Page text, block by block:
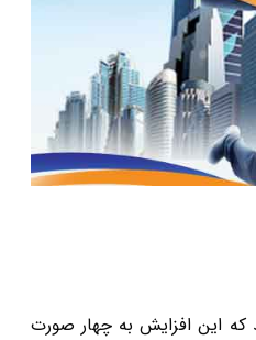
این افزایش به چهار صورت